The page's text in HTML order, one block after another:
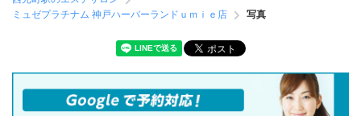
ミュゼプラチナム 神戸ハーバーランドｕｍｉｅ店
写真